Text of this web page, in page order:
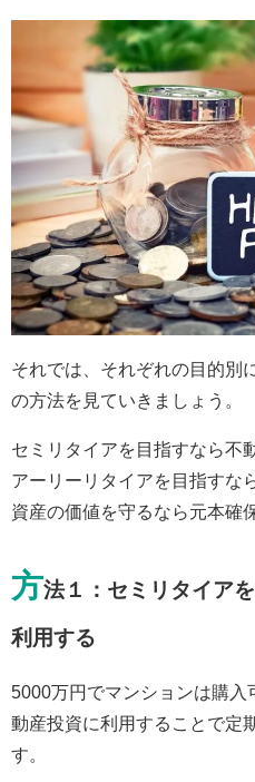
それでは、それぞれの目的別
の方法を見ていきましょう。
セミリタイアを目指すなら不
アーリーリタイアを目指すな
資産の価値を守るなら元本確
方法１：セミリタイア
利用する
5000万円でマンションは購
動産投資に利用することで定
す。